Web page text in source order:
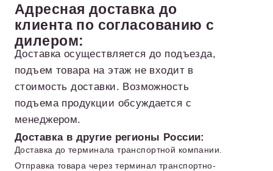
Адресная доставка до
клиента по согласованию с
дилером:
Доставка осуществляется до подъезда,
подъем товара на этаж не входит в
стоимость доставки. Возможность
подъема продукции обсуждается с
менеджером.
Доставка в другие регионы России:
Доставка до терминала транспортной компании.
Отправка товара через терминал транспортно-